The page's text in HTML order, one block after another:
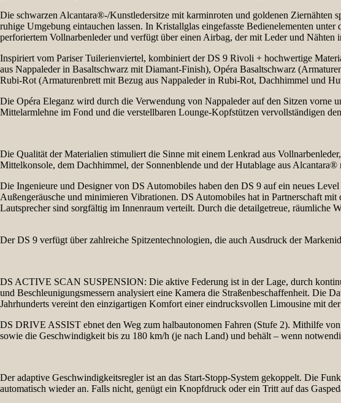
Die schwarzen Alcantara®-/Kunstledersitze mit karminroten und goldenen
ruhige Umgebung eintauchen lassen. In Kristallglas eingefasste Bedienelementen
perforiertem Vollnarbenleder und verfügt über einen Airbag, der mit Leder und
Inspiriert vom Pariser Tuilerienviertel, kombiniert der DS 9 Rivoli + hochwertige
aus Nappaleder in Basaltschwarz mit Diamant-Finish), Opéra Basaltschwarz
Rubi-Rot (Armaturenbrett mit Bezug aus Nappaleder in Rubi-Rot, Dachhimmel und
Die Opéra Eleganz wird durch die Verwendung von Nappaleder auf den Sitzen
Mittelarmlehne im Fond und die verstellbaren Lounge-Kopfstützen vervollständigen
Die Qualität der Materialien stimuliert die Sinne mit einem Lenkrad aus
Mittelkonsole, dem Dachhimmel, der Sonnenblende und der Hutablage aus
Die Ingenieure und Designer von DS Automobiles haben den DS 9 auf ein neues
Außengeräusche und minimieren Vibrationen. DS Automobiles hat in Partnerschaft
Lautsprecher sind sorgfältig im Innenraum verteilt. Durch die detailgetreue, räumliche
Der DS 9 verfügt über zahlreiche Spitzentechnologien, die auch Ausdruck der
DS ACTIVE SCAN SUSPENSION: Die aktive Federung ist in der Lage, durch
und Beschleunigungsmessern analysiert eine Kamera die Straßenbeschaffenheit. Die
Jahrhunderts vereint den einzigartigen Komfort einer eindrucksvollen Limousine mit
DS DRIVE ASSIST ebnet den Weg zum halbautonomen Fahren (Stufe 2). Mithilfe
sowie die Geschwindigkeit bis zu 180 km/h (je nach Land) und behält – wenn
Der adaptive Geschwindigkeitsregler ist an das Start-Stopp-System gekoppelt. Die
automatisch wieder an. Falls nicht, genügt ein Knopfdruck oder ein Tritt auf das